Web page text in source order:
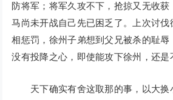
防将军；将军久攻不下，抢掠又无收获
马尚未开战自己先已困乏了。上次讨伐
相惩罚，徐州子弟想到父兄被杀的耻辱
没有投降之心，即使能攻下徐州，还是
天下确实有舍这取那的事，以大换